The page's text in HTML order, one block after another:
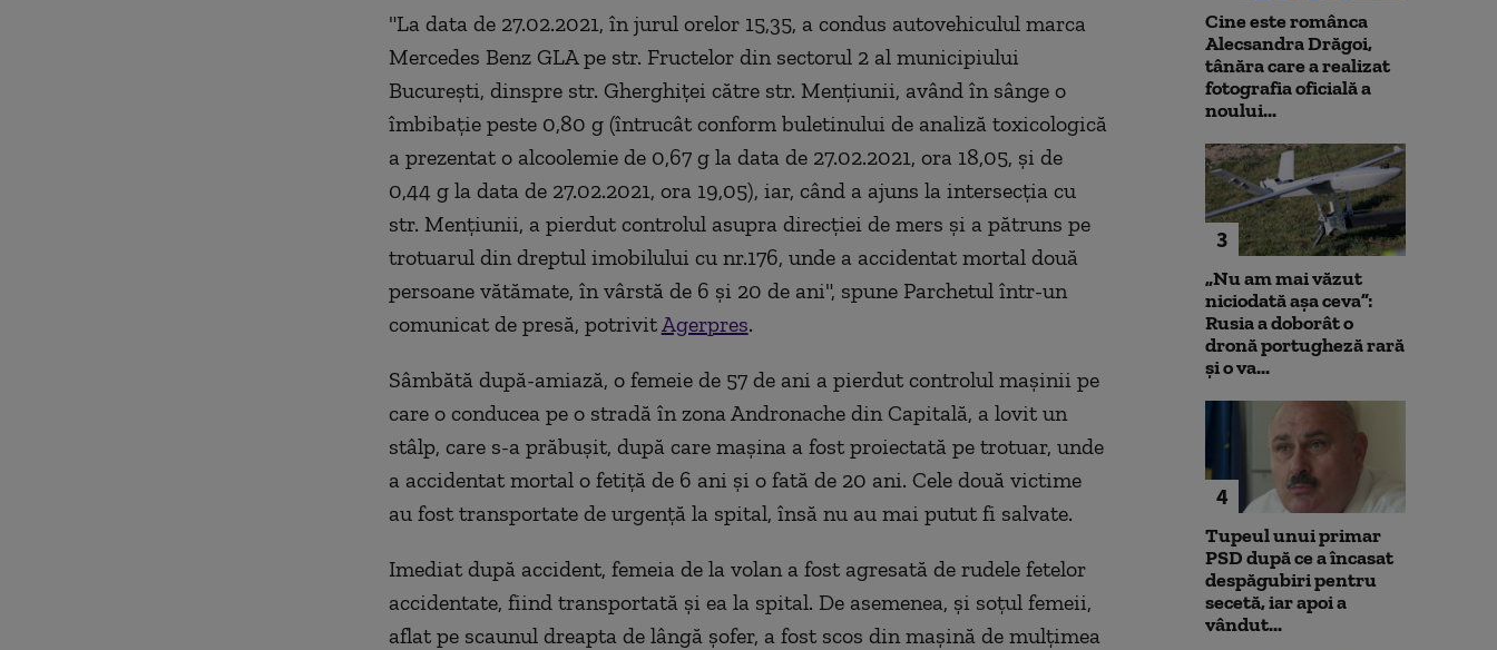
"La data de 27.02.2021, în jurul orelor 15,35, a condus autovehiculul marca
Mercedes Benz GLA pe str. Fructelor din sectorul 2 al municipiului
Bucureşti, dinspre str. Gherghiţei către str. Menţiunii, având în sânge o
îmbibaţie peste 0,80 g (întrucât conform buletinului de analiză toxicologică
a prezentat o alcoolemie de 0,67 g la data de 27.02.2021, ora 18,05, şi de
0,44 g la data de 27.02.2021, ora 19,05), iar, când a ajuns la intersecţia cu
str. Menţiunii, a pierdut controlul asupra direcţiei de mers şi a pătruns pe
trotuarul din dreptul imobilului cu nr.176, unde a accidentat mortal două
persoane vătămate, în vârstă de 6 şi 20 de ani", spune Parchetul într-un
comunicat de presă, potrivitAgerpres.
Sâmbătă după-amiază, o femeie de 57 de ani a pierdut controlul maşinii pe
care o conducea pe o stradă în zona Andronache din Capitală, a lovit un
stâlp, care s-a prăbuşit, după care maşina a fost proiectată pe trotuar, unde
a accidentat mortal o fetiţă de 6 ani şi o fată de 20 ani. Cele două victime
au fost transportate de urgenţă la spital, însă nu au mai putut fi salvate.
Imediat după accident, femeia de la volan a fost agresată de rudele fetelor
accidentate, fiind transportată şi ea la spital. De asemenea, şi soţul femeii,
aflat pe scaunul dreapta de lângă şofer, a fost scos din maşină de mulţimea
Cine este românca
Alecsandra Drăgoi,
tânăra care a realizat
fotografia oficială a
noului...
3
„Nu am mai văzut
niciodată așa ceva”:
Rusia a doborât o
dronă portugheză rară
și o va...
4
Tupeul unui primar
PSD după ce a încasat
despăgubiri pentru
secetă, iar apoi a
vândut...